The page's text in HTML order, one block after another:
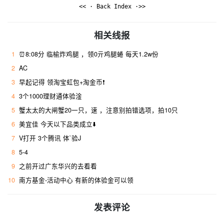
<< · Back Index ·>>
相关线报
1
⏰8:08分 临榆炸鸡腿 ，领0亓鸡腿蜷 每天1.2w份
2 AC
3 早起记得 领淘宝虹包+淘金币❗
4 3个1000理财通体验淦
5 蟹太太的大闸蟹20一只，速 ，注意别拍错选项，拍10只
6 美宜佳 今天以下品类成立⬇️
7 V打开 3个腾讯 体`验J
8 5-4
9 之前开过广东华兴的去看看
10 南方基金-活动中心 有新的体验金可以领
发表评论